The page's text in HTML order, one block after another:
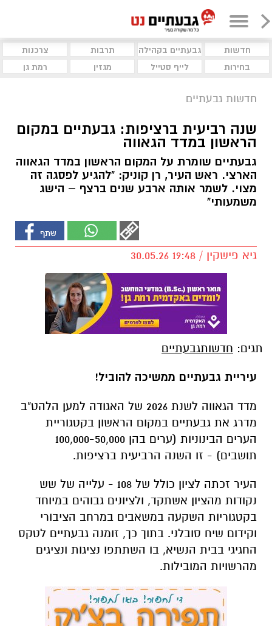
חדשות גבעתיים בקהילה תרבות
צרכנות
בחירות
לייף סטייל מגזין רמת גן
חדשות גבעתיים
שנה רביעית ברציפות: גבעתיים במקום
הראשון במדד הגאווה
גבעתיים שומרת על המקום הראשון במדד הגאווה
הארצי. ראש העיר, רן קוניק: "להגיע לפסגה זה
מצוי. לשמר אותה ארבע שנים ברצף – הישג
משמעותי"
גיא פישקין / 19:48 30.05.26
תגים: חדשותגבעתיים
עיריית גבעתיים ממשיכה להוביל!
מדד הגאווה לשנת 2026 של האגודה למען הלהט"ב
מדרג את גבעתיים במקום הראשון בקטגוריית
הערים הבינוניות (ערים בהן 100,000-50,000
תושבים) - זו השנה הרביעית ברציפות.
העיר זכתה לציון כולל של 108 - עלייה של שש
נקודות מהציון אשתקד, ולציונים גבוהים במיוחד
בקטגוריות השקעה במשאבים במרחב הציבורי
וקידום שיח סובלני. בתוך כך, זומנה גבעתיים לטקס
החגיגי בבית הנשיא, בו השתתפו נציגות ונציגים
מהרשויות המובילות.